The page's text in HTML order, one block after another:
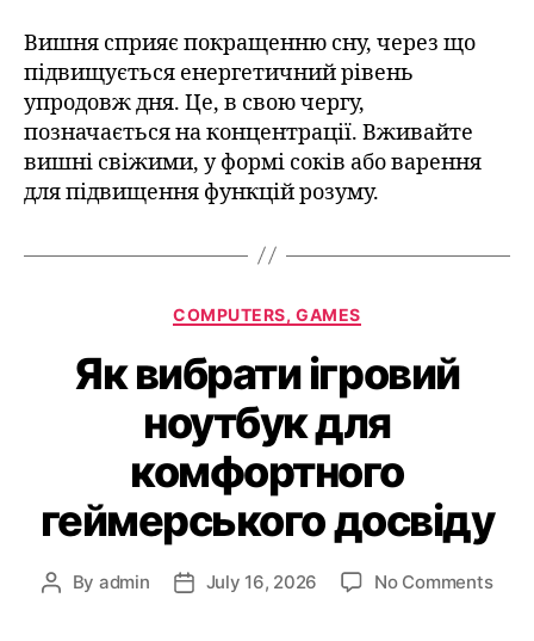
Вишня сприяє покращенню сну, через що
підвищується енергетичний рівень
упродовж дня. Це, в свою чергу,
позначається на концентрації. Вживайте
вишні свіжими, у формі соків або варення
для підвищення функцій розуму.
COMPUTERS, GAMES
Як вибрати ігровий
ноутбук для
комфортного
геймерського досвіду
By admin July 16, 2026 No Comments